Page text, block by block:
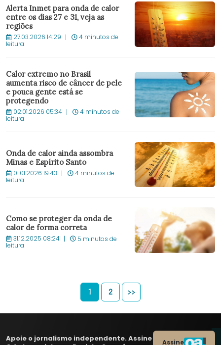
Alerta Inmet para onda de calor
entre os dias 27 e 31, veja as
regiões
27.03.2026 14:29 4 minutos de
leitura
Calor extremo no Brasil
aumenta risco de câncer de pele
e pouca gente está se
protegendo
02.01.2026 05:34 4 minutos de
leitura
Onda de calor ainda assombra
Minas e Espírito Santo
01.01.2026 19:43 4 minutos de
leitura
Como se proteger da onda de
calor de forma correta
31.12.2025 08:24 5 minutos de
leitura
1 2 >>
Apoie o jornalismo independente. Assine
Assine